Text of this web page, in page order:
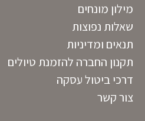
מילון מונחים
שאלות נפוצות
תנאים ומדיניות
תקנון החברה להזמנת טיולים
דרכי ביטול עסקה
צור קשר